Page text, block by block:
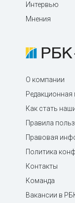
Интервью
Мнения
О компании
Редакционная
Как стать
Правила
Правовая
Политика
Контакты
Команда
Вакансии в